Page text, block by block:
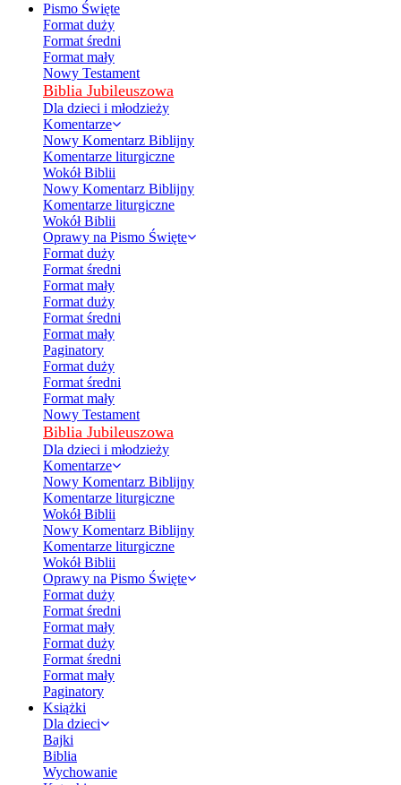
Pismo Święte
Format duży
Format średni
Format mały
Nowy Testament
Biblia Jubileuszowa
Dla dzieci i młodzieży
Komentarze
Nowy Komentarz Biblijny
Komentarze liturgiczne
Wokół Biblii
Nowy Komentarz Biblijny
Komentarze liturgiczne
Wokół Biblii
Oprawy na Pismo Święte
Format duży
Format średni
Format mały
Format duży
Format średni
Format mały
Paginatory
Format duży
Format średni
Format mały
Nowy Testament
Biblia Jubileuszowa
Dla dzieci i młodzieży
Komentarze
Nowy Komentarz Biblijny
Komentarze liturgiczne
Wokół Biblii
Nowy Komentarz Biblijny
Komentarze liturgiczne
Wokół Biblii
Oprawy na Pismo Święte
Format duży
Format średni
Format mały
Format duży
Format średni
Format mały
Paginatory
Książki
Dla dzieci
Bajki
Biblia
Wychowanie